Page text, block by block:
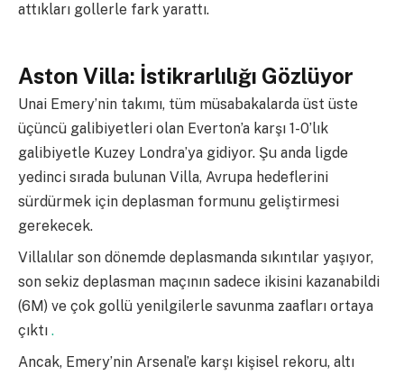
attıkları gollerle fark yarattı.
Aston Villa: İstikrarlılığı Gözlüyor
Unai Emery’nin takımı, tüm müsabakalarda üst üste
üçüncü galibiyetleri olan Everton’a karşı 1-0’lık
galibiyetle Kuzey Londra’ya gidiyor. Şu anda ligde
yedinci sırada bulunan Villa, Avrupa hedeflerini
sürdürmek için deplasman formunu geliştirmesi
gerekecek.
Villalılar son dönemde deplasmanda sıkıntılar yaşıyor,
son sekiz deplasman maçının sadece ikisini kazanabildi
(6M) ve çok gollü yenilgilerle savunma zaafları ortaya
çıktı .
Ancak, Emery’nin Arsenal’e karşı kişisel rekoru, altı